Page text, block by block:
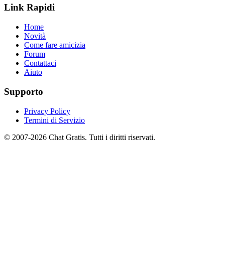
Link Rapidi
Home
Novità
Come fare amicizia
Forum
Contattaci
Aiuto
Supporto
Privacy Policy
Termini di Servizio
© 2007-2026 Chat Gratis. Tutti i diritti riservati.